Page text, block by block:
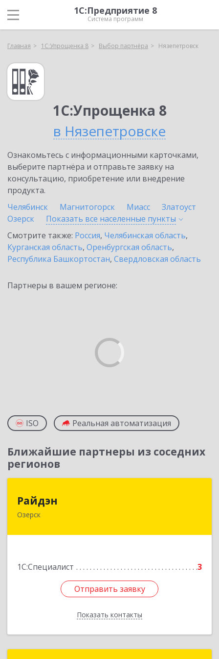
1С:Предприятие 8
Система программ
Главная 1С:Упрощенка 8 Выбор партнёра Нязепетровск
1С:Упрощенка 8
в Нязепетровске
Ознакомьтесь с информационными карточками,
выберите партнёра и отправьте заявку на
консультацию, приобретение или внедрение
продукта.
Челябинск
Магнитогорск Миасс
Златоуст
Озерск
Показать все населенные пункты
Смотрите также: Россия, Челябинская область,
Курганская область, Оренбургская область,
Республика Башкортостан, Свердловская область
Партнеры в вашем регионе:
ISO Реальная автоматизация
Ближайшие партнеры из соседних
регионов
Райдэн
Озерск
1С:Специалист 3
Отправить заявку
Показать контакты
456783, Челябинская обл, Озерск г, Ленина пр-
Отправить заявку
Назад